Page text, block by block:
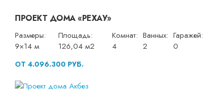
ПРОЕКТ ДОМА «РЕХАУ»
Размеры:
9×14 м
Площадь:
126,04 м2
Комнат:
4
Ванных:
2
Гаражей:
0
ОТ 4.096.300 РУБ.